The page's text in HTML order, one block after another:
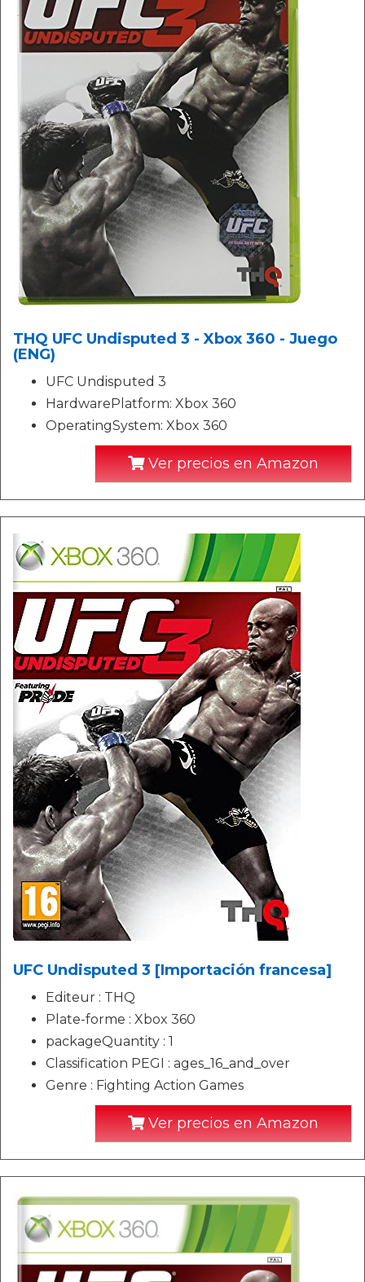
THQ UFC Undisputed 3 - Xbox 360 - Juego
(ENG)
UFC Undisputed 3
HardwarePlatform: Xbox 360
OperatingSystem: Xbox 360
Ver precios en Amazon
UFC Undisputed 3 [Importación francesa]
Editeur : THQ
Plate-forme : Xbox 360
packageQuantity : 1
Classification PEGI : ages_16_and_over
Genre : Fighting Action Games
Ver precios en Amazon